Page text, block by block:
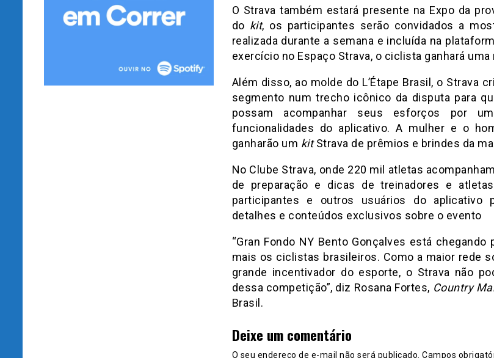
O Strava também estará presente na Expo da
do kit, os participantes serão convidados a
realizada durante a semana e incluída na
exercício no Espaço Strava, o ciclista ganhará uma
Além disso, ao molde do L’Étape Brasil, o Strava
segmento num trecho icônico da disputa para
possam acompanhar seus esforços por
funcionalidades do aplicativo. A mulher e o
ganharão um kitStrava de prêmios e brindes da
No Clube Strava, onde 220 mil atletas
de preparação e dicas de treinadores e
participantes e outros usuários do aplicativo
detalhes e conteúdos exclusivos sobre o evento
“Gran Fondo NY Bento Gonçalves está chegando
mais os ciclistas brasileiros. Como a maior rede
grande incentivador do esporte, o Strava não
dessa competição”, diz Rosana Fortes, Country
Brasil.
Deixe um comentário
O seu endereço de e-mail não será publicado. Campos